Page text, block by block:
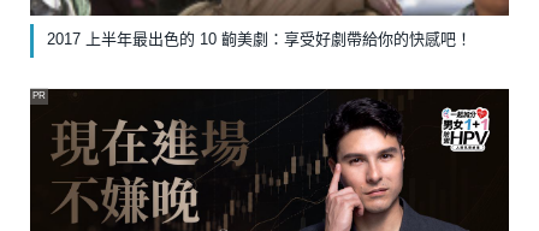
2017 上半年最出色的 10 齣美劇：享受好劇帶給你的快感吧！
PR